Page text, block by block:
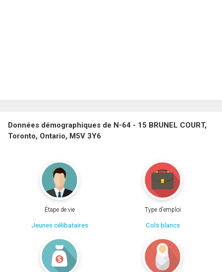
Données démographiques de N-64 - 15 BRUNEL COURT,
Toronto, Ontario, M5V 3Y6
Étape de vie
Jeunes célibataires
Type d'emploi
Cols blancs